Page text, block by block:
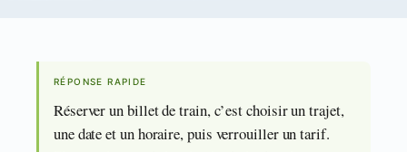
RÉPONSE RAPIDE
Réserver un billet de train, c’est choisir un trajet,
une date et un horaire, puis verrouiller un tarif.